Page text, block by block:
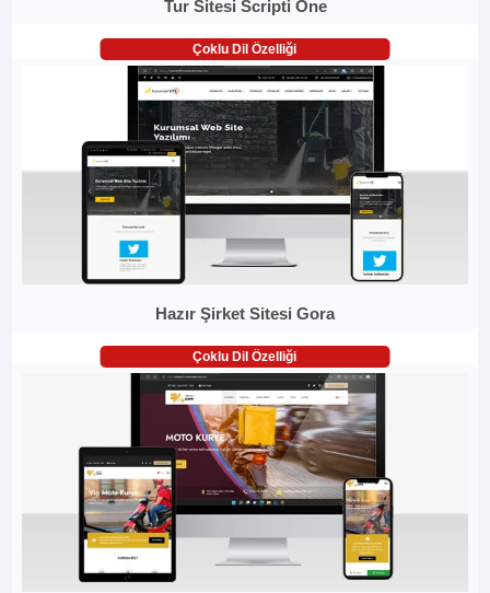
Tur Sitesi Scripti One
Çoklu Dil Özelliği
Hazır Şirket Sitesi Gora
Çoklu Dil Özelliği